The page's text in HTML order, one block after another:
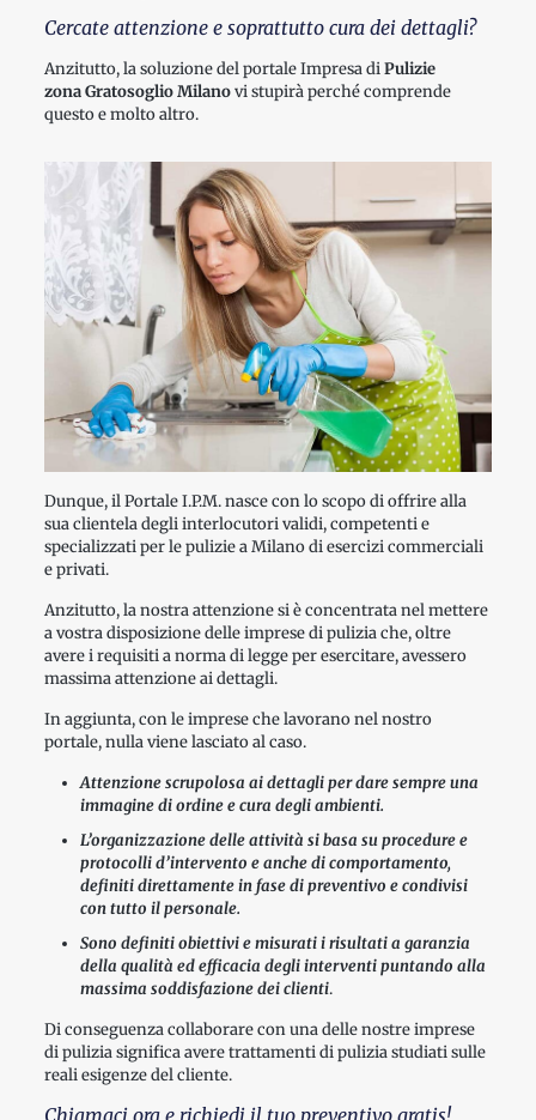
Cercate attenzione e soprattutto cura dei dettagli?
Anzitutto, la soluzione del portale Impresa diPulizie
zona Gratosoglio Milanovi stupirà perché comprende
questo e molto altro.
Dunque, il Portale I.P.M. nasce con lo scopo di offrire alla
sua clientela degli interlocutori validi, competenti e
specializzati per le pulizie a Milano di esercizi commerciali
e privati.
Anzitutto, la nostra attenzione si è concentrata nel mettere
a vostra disposizione delle imprese di pulizia che, oltre
avere i requisiti a norma di legge per esercitare, avessero
massima attenzione ai dettagli.
In aggiunta, con le imprese che lavorano nel nostro
portale, nulla viene lasciato al caso.
Attenzione scrupolosa ai dettagli per dare sempre una
immagine di ordine e cura degli ambienti.
L’organizzazione delle attività si basa su procedure e
protocolli d’intervento e anche di comportamento,
definiti direttamente in fase di preventivo e condivisi
con tutto il personale.
Sono definiti obiettivi e misurati i risultati a garanzia
della qualità ed efficacia degli interventi puntando alla
massima soddisfazione dei clienti.
Di conseguenza collaborare con una delle nostre imprese
di pulizia significa avere trattamenti di pulizia studiati sulle
reali esigenze del cliente.